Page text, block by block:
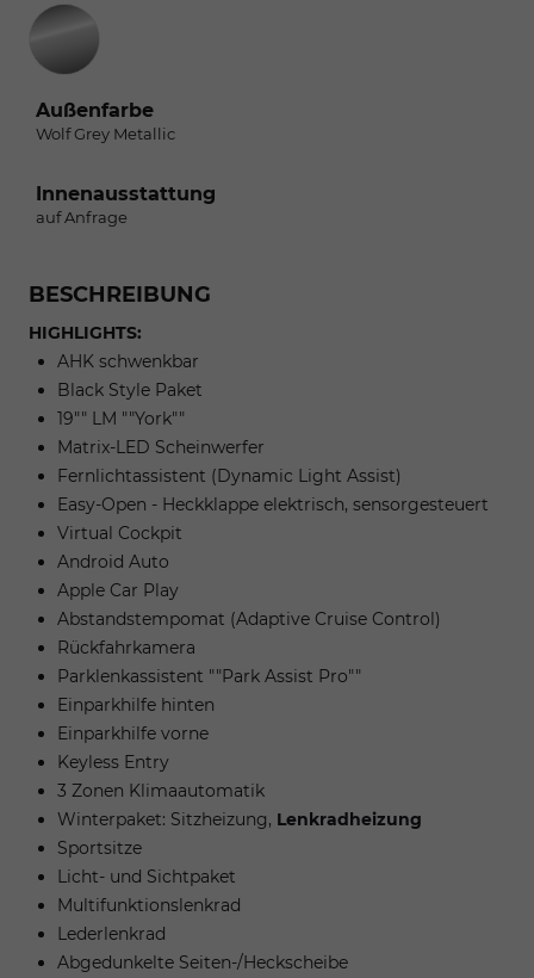
Außenfarbe
Wolf Grey Metallic
Innenausstattung
auf Anfrage
BESCHREIBUNG
HIGHLIGHTS:
AHK schwenkbar
Black Style Paket
19"" LM ""York""
Matrix-LED Scheinwerfer
Fernlichtassistent (Dynamic Light Assist)
Easy-Open - Heckklappe elektrisch, sensorgesteuert
Virtual Cockpit
Android Auto
Apple Car Play
Abstandstempomat (Adaptive Cruise Control)
Rückfahrkamera
Parklenkassistent ""Park Assist Pro""
Einparkhilfe hinten
Einparkhilfe vorne
Keyless Entry
3 Zonen Klimaautomatik
Winterpaket: Sitzheizung, Lenkradheizung
Sportsitze
Licht- und Sichtpaket
Multifunktionslenkrad
Lederlenkrad
Abgedunkelte Seiten-/Heckscheibe